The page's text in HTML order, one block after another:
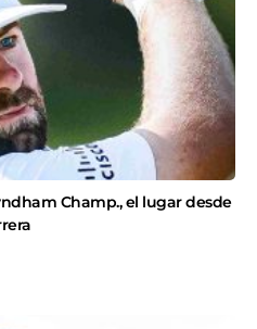
Champ., el lugar desde